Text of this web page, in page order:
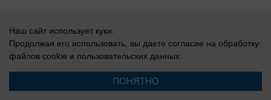
Реклама на сайте
Информация
Наш сайт использует куки.
Продолжая его использовать, вы даете согласие на обработку
файлов cookie и пользовательских данных.
ПОНЯТНО